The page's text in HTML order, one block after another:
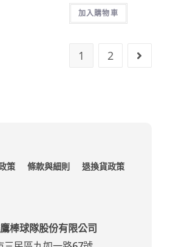
加入購物車
1 2
策 條款與細則 退換貨政策
棒球隊股份有限公司